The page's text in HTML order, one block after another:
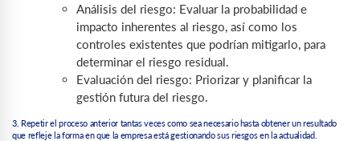
Análisis del riesgo: Evaluar la probabilidad e
impacto inherentes al riesgo, así como los
controles existentes que podrían mitigarlo, para
determinar el riesgo residual.
Evaluación del riesgo: Priorizar y planificar la
gestión futura del riesgo.
3. Repetir el proceso anterior tantas veces como sea necesario hasta obtener un resultado
que refleje la forma en que la empresa está gestionando sus riesgos en la actualidad.